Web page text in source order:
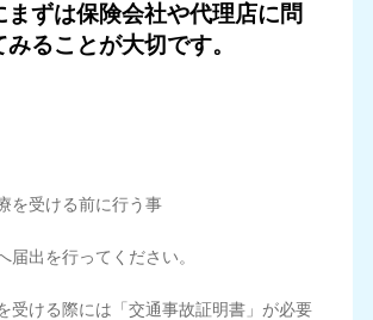
まずは保険会社や代理店に問
ることが大切です。
を受ける前に行う事
出を行ってください。
受ける際には「交通事故証明書」が必要